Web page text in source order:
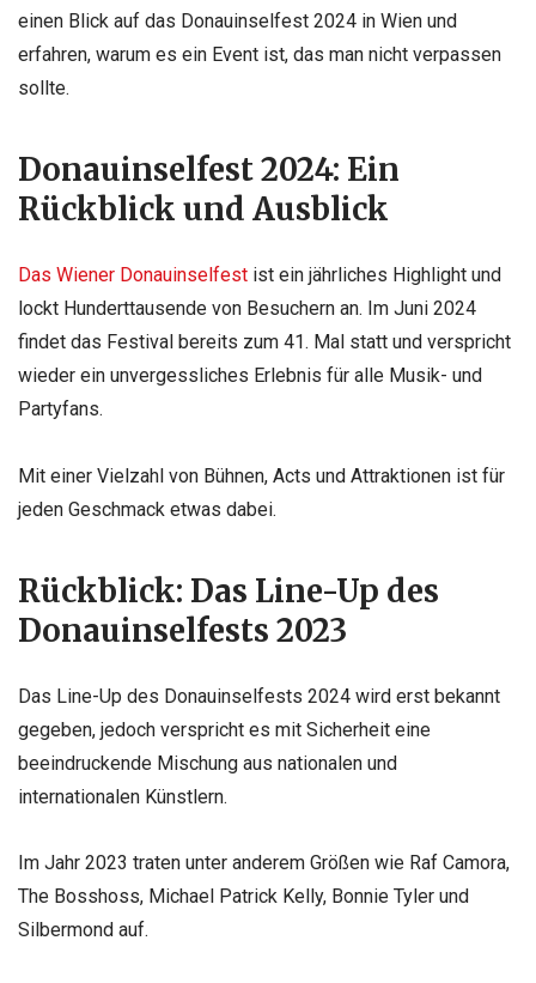
einen Blick auf das Donauinselfest 2024 in Wien und
erfahren, warum es ein Event ist, das man nicht verpassen
sollte.
Donauinselfest 2024: Ein
Rückblick und Ausblick
Das Wiener Donauinselfest ist ein jährliches Highlight und
lockt Hunderttausende von Besuchern an. Im Juni 2024
findet das Festival bereits zum 41. Mal statt und verspricht
wieder ein unvergessliches Erlebnis für alle Musik- und
Partyfans.
Mit einer Vielzahl von Bühnen, Acts und Attraktionen ist für
jeden Geschmack etwas dabei.
Rückblick: Das Line-Up des
Donauinselfests 2023
Das Line-Up des Donauinselfests 2024 wird erst bekannt
gegeben, jedoch verspricht es mit Sicherheit eine
beeindruckende Mischung aus nationalen und
internationalen Künstlern.
Im Jahr 2023 traten unter anderem Größen wie Raf Camora,
The Bosshoss, Michael Patrick Kelly, Bonnie Tyler und
Silbermond auf.